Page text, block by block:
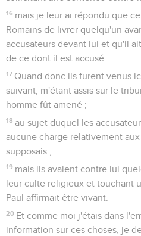
cherchaient à me tuer.
Ayant donc reçu le secours
debout jusqu'à ce jour, rendant
grands, ne disant rien d'autre
Moïse ont annoncé devoir arriver,
savoir qu'il fallait que le Christ
et que, le premier, par la
annoncer la lumière et au
Paul appelle Agrippa à
24 Et comme il parlait ainsi pour
haute voix : Tu es hors de sens,
hors de sens.
25 Mais Paul dit : Je ne suis
Festus, mais je prononce des